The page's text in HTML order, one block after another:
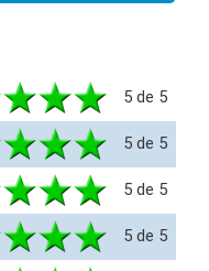
5 de 5
5 de 5
5 de 5
5 de 5